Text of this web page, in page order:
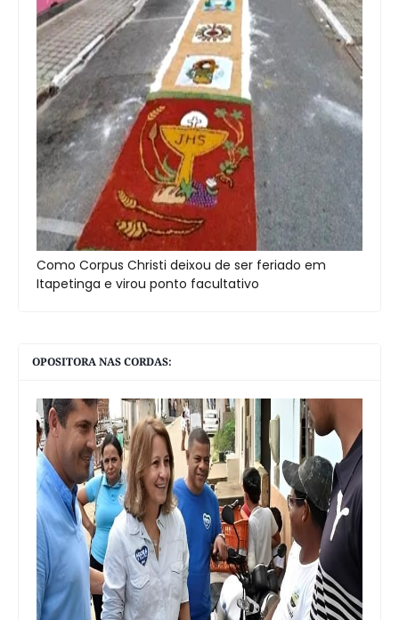
Como Corpus Christi deixou de ser feriado em
Itapetinga e virou ponto facultativo
OPOSITORA NAS CORDAS: